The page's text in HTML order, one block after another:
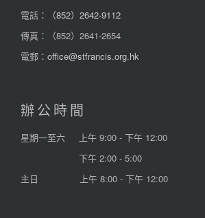
電話：
（852）2642-9112
傳真：（852）2641-2654
電郵： office@stfrancis.org.hk
辦公時間
星期一至六
上午 9:00 - 下午 12:00
下午 2:00 - 5:00
主日
上午 8:00 - 下午 12:00